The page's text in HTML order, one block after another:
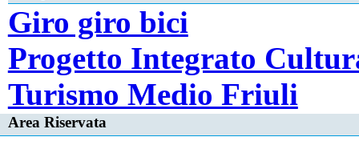
Giro giro bici
Progetto Integrato
Turismo Medio Friuli
Area Riservata